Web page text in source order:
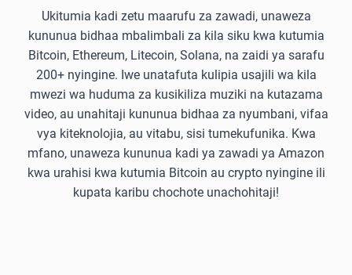
Ukitumia kadi zetu maarufu za zawadi, unaweza
kununua bidhaa mbalimbali za kila siku kwa kutumia
Bitcoin, Ethereum, Litecoin, Solana, na zaidi ya sarafu
200+ nyingine. Iwe unatafuta kulipia usajili wa kila
mwezi wa huduma za kusikiliza muziki na kutazama
video, au unahitaji kununua bidhaa za nyumbani, vifaa
vya kiteknolojia, au vitabu, sisi tumekufunika. Kwa
mfano, unaweza kununua kadi ya zawadi ya Amazon
kwa urahisi kwa kutumia Bitcoin au crypto nyingine ili
kupata karibu chochote unachohitaji!